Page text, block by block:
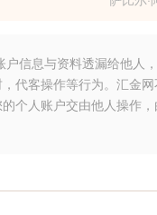
信息与资料透漏给他人
代客操作等行为。汇金
个人账户交由他人操作